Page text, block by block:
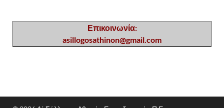
Επικοινωνία:
asillogosathinon@gmail.com